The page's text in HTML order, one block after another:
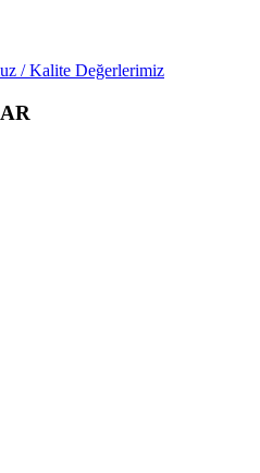
/ Kalite Değerlerimiz